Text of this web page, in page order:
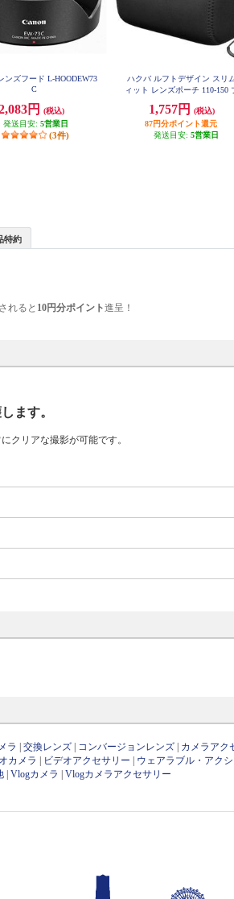
ンズフード L-HOODEW73
C
円
(税込)
発送目安: 5営業日
(3件)
ハクバ ルフトデザイン スリ
ィット レンズポーチ 110-150
1,757円
(税込)
87円分ポイント還元
発送目安: 5営業日
特約
れると 10円分ポイント進呈！
ます。
クリアな撮影が可能です。
ラ |交換レンズ コンバージョンレンズ カメラアク
カメラ ビデオアクセサリー ウェアラブル・アク
|Vlogカメラ |Vlogカメラアクセサリー